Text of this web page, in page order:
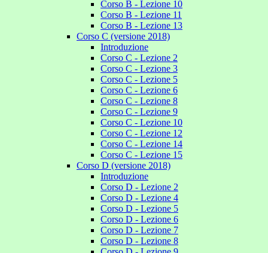
Corso B - Lezione 10
Corso B - Lezione 11
Corso B - Lezione 13
Corso C (versione 2018)
Introduzione
Corso C - Lezione 2
Corso C - Lezione 3
Corso C - Lezione 5
Corso C - Lezione 6
Corso C - Lezione 8
Corso C - Lezione 9
Corso C - Lezione 10
Corso C - Lezione 12
Corso C - Lezione 14
Corso C - Lezione 15
Corso D (versione 2018)
Introduzione
Corso D - Lezione 2
Corso D - Lezione 4
Corso D - Lezione 5
Corso D - Lezione 6
Corso D - Lezione 7
Corso D - Lezione 8